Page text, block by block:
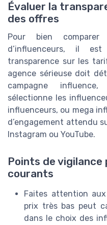
Évaluer la
des offres
Pour bien
d’influenceurs, il
transparence sur les
agence sérieuse doit
campagne
sélectionne les
influenceurs, ou mega
d’engagement attendu
Instagram ou YouTube.
Points de vigilance
courants
Faites attention
prix très bas peut
dans le choix des